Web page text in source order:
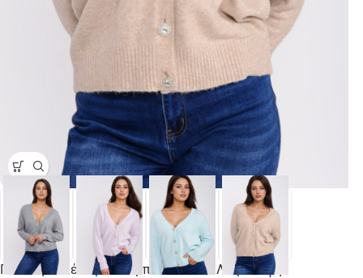
Πλεκτή Ζακέτα με Κουμπιά Strass V Λαιμόκοψη